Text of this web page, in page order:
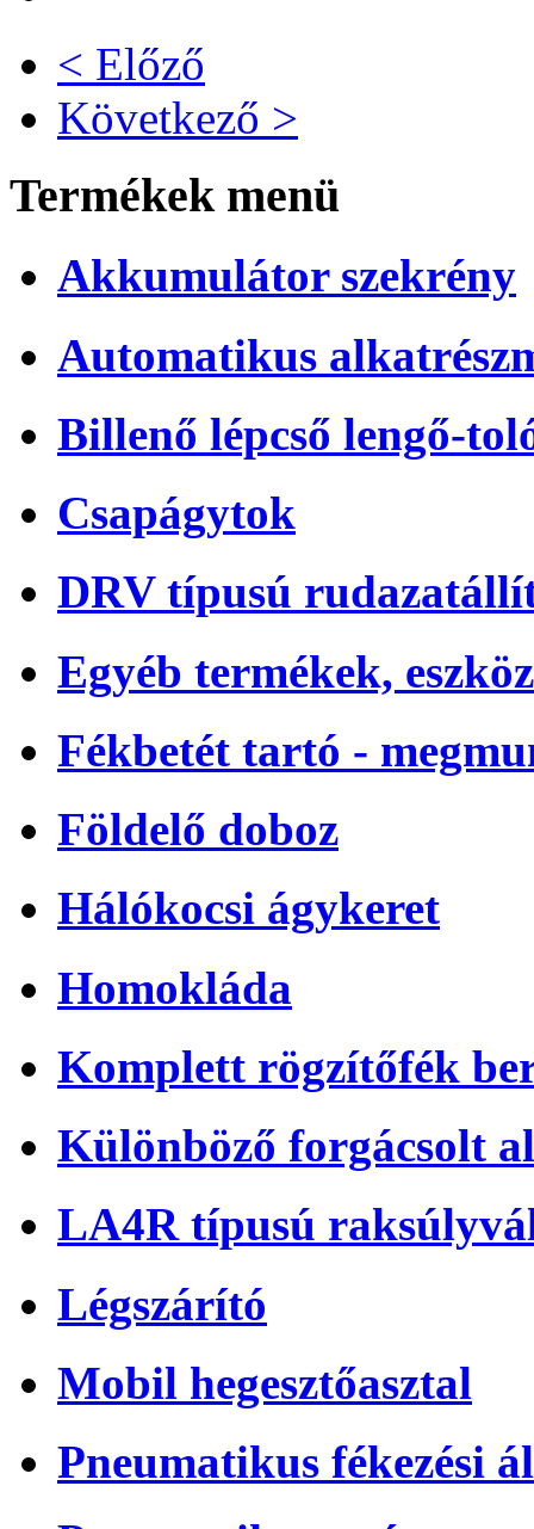
< Előző
Következő >
Termékek menü
Akkumulátor szekrény
Automatikus
Billenő lépcső lengő-
Csapágytok
DRV típusú
Egyéb termékek,
Fékbetét tartó -
Földelő doboz
Hálókocsi ágykeret
Homokláda
Komplett rögzítőfék
Különböző forgácsolt
LA4R típusú
Légszárító
Mobil hegesztőasztal
Pneumatikus fékezési